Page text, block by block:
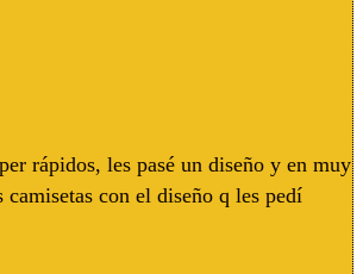
rápidos, les pasé un diseño y en muy
camisetas con el diseño q les pedí